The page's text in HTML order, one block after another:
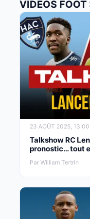
VIDÉOS FOOT
23 AOÛT 2025, 13:00
Talkshow RC
pronostic… tout
Par William Tertrin